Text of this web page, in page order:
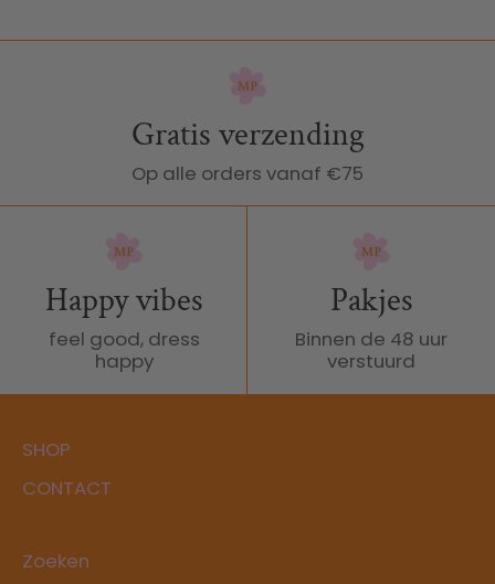
Gratis verzending
Op alle orders vanaf €75
Happy vibes
feel good, dress
happy
Pakjes
Binnen de 48 uur
verstuurd
SHOP
CONTACT
Zoeken